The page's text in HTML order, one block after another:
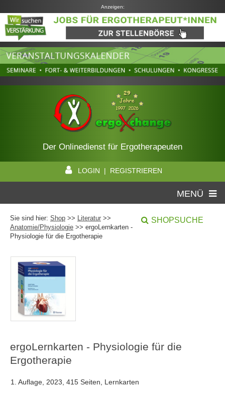
Anzeigen:
Der Onlinedienst für Ergotherapeuten
LOGIN | REGISTRIEREN
MENÜ
Sie sind hier: Shop >> Literatur >>
Anatomie/Physiologie >> ergoLernkarten -
Physiologie für die Ergotherapie
SHOPSUCHE
ergoLernkarten - Physiologie für die
Ergotherapie
1. Auflage, 2023, 415 Seiten, Lernkarten